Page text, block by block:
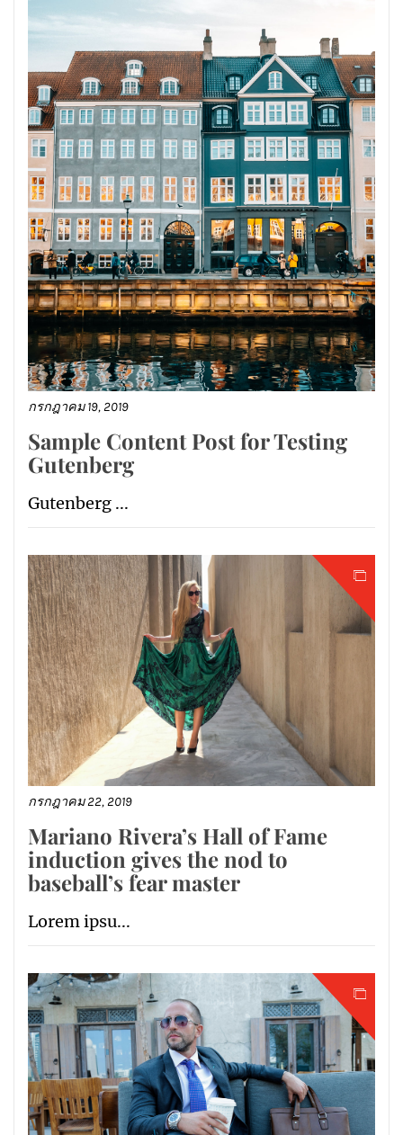
กรกฎาคม 19, 2019
Sample Content Post for Testing
Gutenberg
Gutenberg ...
กรกฎาคม 22, 2019
Mariano Rivera’s Hall of Fame
induction gives the nod to
baseball’s fear master
Lorem ipsu...